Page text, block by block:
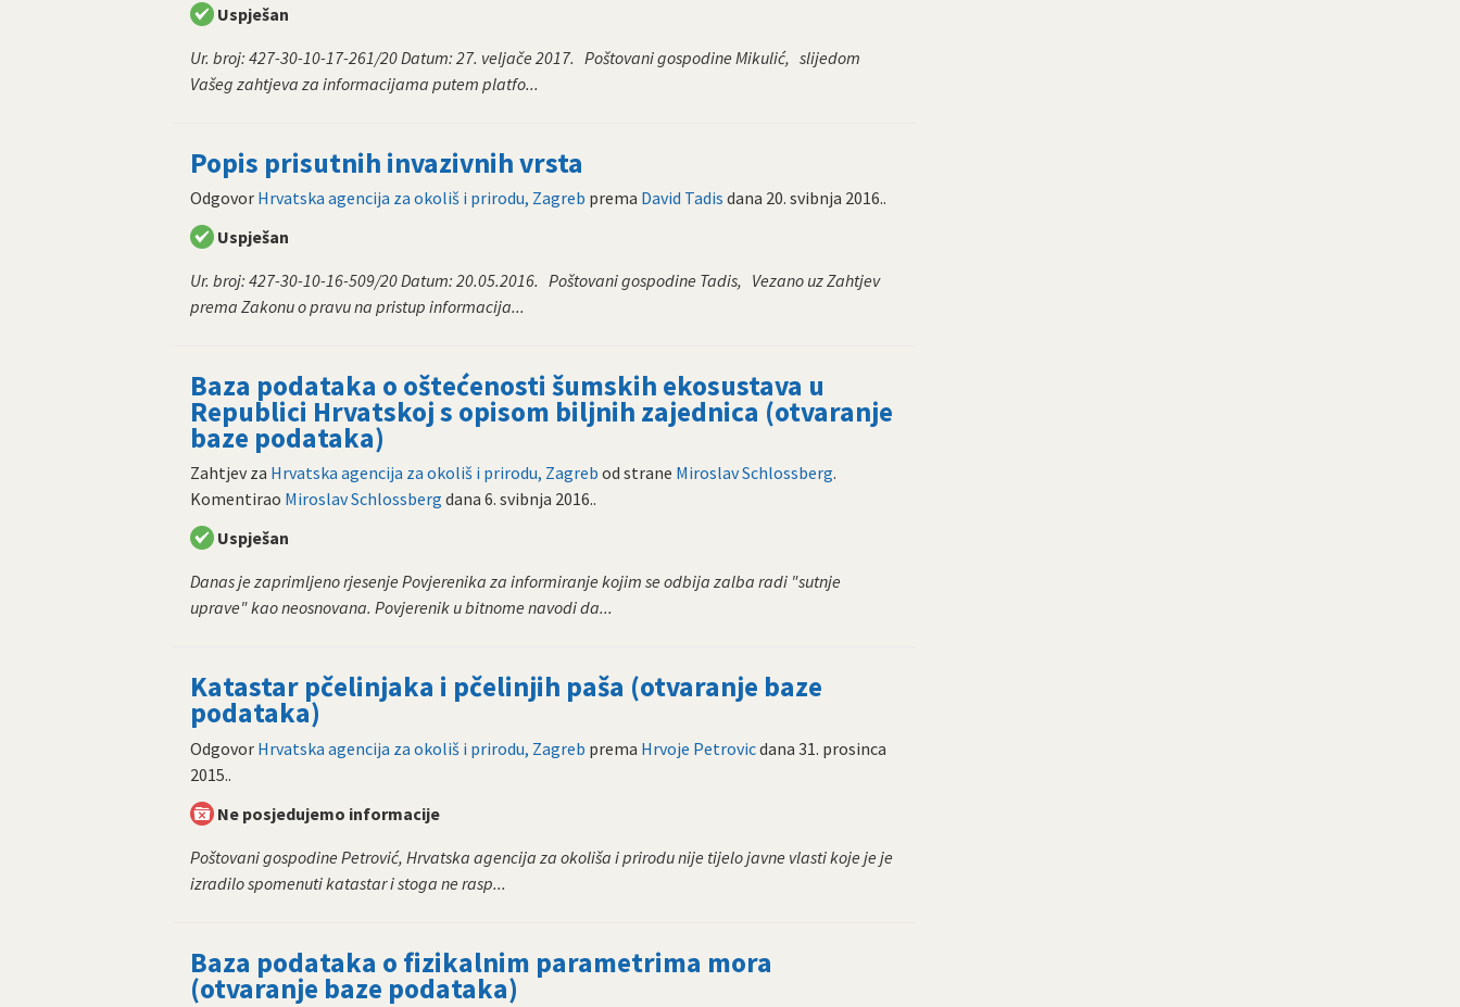
Uspješan
Ur. broj: 427-30-10-17-261/20 Datum: 27. veljače 2017. Poštovani gospodine Mikulić, slijedom
Vašeg zahtjeva za informacijama putem platfo...
Popis prisutnih invazivnih vrsta
Odgovor Hrvatska agencija za okoliš i prirodu, Zagreb prema David Tadis dana 20. svibnja 2016..
Uspješan
Ur. broj: 427-30-10-16-509/20 Datum: 20.05.2016. Poštovani gospodine Tadis, Vezano uz Zahtjev
prema Zakonu o pravu na pristup informacija...
Baza podataka o oštećenosti šumskih ekosustava u
Republici Hrvatskoj s opisom biljnih zajednica (otvaranje
baze podataka)
Zahtjev za Hrvatska agencija za okoliš i prirodu, Zagreb od strane Miroslav Schlossberg.
Komentirao Miroslav Schlossberg dana 6. svibnja 2016..
Uspješan
Danas je zaprimljeno rjesenje Povjerenika za informiranje kojim se odbija zalba radi "sutnje
uprave" kao neosnovana. Povjerenik u bitnome navodi da...
Katastar pčelinjaka i pčelinjih paša (otvaranje baze
podataka)
Odgovor Hrvatska agencija za okoliš i prirodu, Zagreb prema Hrvoje Petrovicdana 31. prosinca
2015..
Ne posjedujemo informacije
Poštovani gospodine Petrović, Hrvatska agencija za okoliša i prirodu nije tijelo javne vlasti koje je je
izradilo spomenuti katastar i stoga ne rasp...
Baza podataka o fizikalnim parametrima mora
(otvaranje baze podataka)